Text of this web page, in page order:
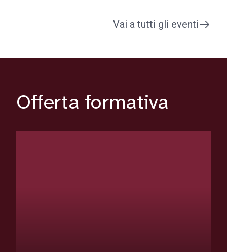
Vai a tutti gli eventi
Offerta formativa